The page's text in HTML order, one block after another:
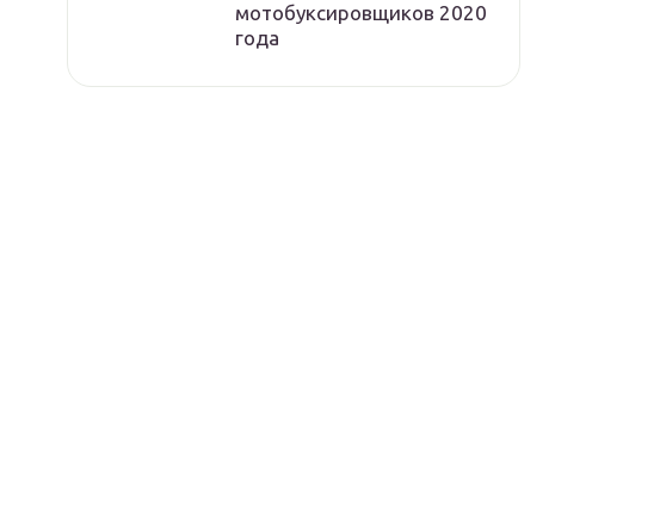
мотобуксировщиков 2020
года